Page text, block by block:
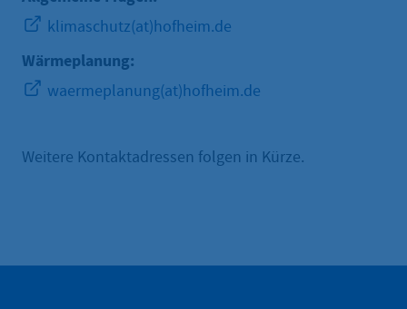
klimaschutz(at)hofheim.de
Wärmeplanung:
waermeplanung(at)hofheim.de
Weitere Kontaktadressen folgen in Kürze.